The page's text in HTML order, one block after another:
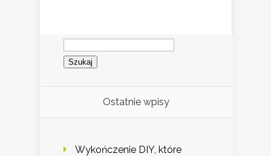
Szukaj:
Ostatnie wpisy
Wykończenie DIY, które